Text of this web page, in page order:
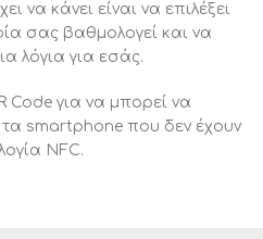
να κάνει είναι να επιλέξει
σας βαθμολογεί και να
λόγια για εσάς.
Code για να μπορεί να
smartphone που δεν έχουν
NFC.